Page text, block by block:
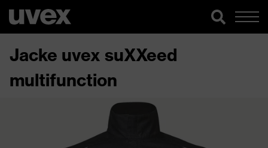
Jacke uvex suXXeed
multifunction